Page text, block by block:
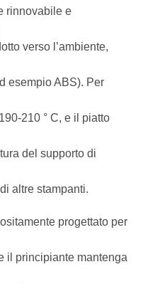
rinnovabile e
verso l’ambiente,
esempio ABS). Per
210 ° C, e il piatto
del supporto di
altre stampanti.
progettato per
il principiante mantenga